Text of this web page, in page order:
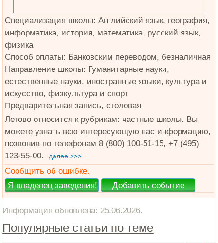
Специализация школы: Английский язык, география,
информатика, история, математика, русский язык,
физика
Способ оплаты: Банковским переводом, безналичная
Направление школы: Гуманитарные науки,
естественные науки, иностранные языки, культура и
искусство, физкультура и спорт
Предварительная запись, столовая
Летово относится к рубрикам: частные школы. Вы
можете узнать всю интересующую вас информацию,
позвонив по телефонам 8 (800) 100-51-15, +7 (495)
123-55-00.
далее >>>
Сообщить об ошибке.
Информация обновлена: 25.06.2026.
Популярные статьи по теме